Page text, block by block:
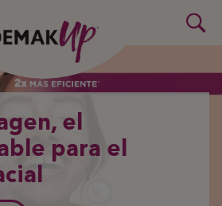
el
para el